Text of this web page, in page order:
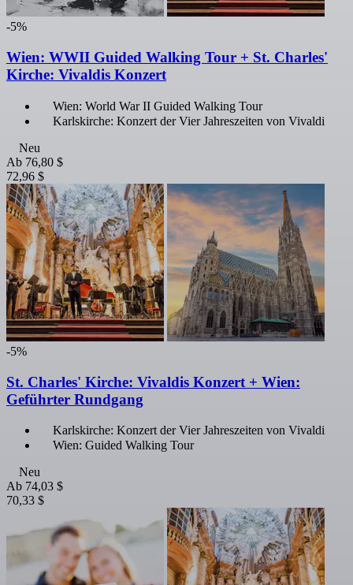
-5%
Wien: WWII Guided Walking Tour + St. Charles'
Kirche: Vivaldis Konzert
Wien: World War II Guided Walking Tour
Karlskirche: Konzert der Vier Jahreszeiten von Vivaldi
Neu
Ab 76,80 $
72,96 $
-5%
St. Charles' Kirche: Vivaldis Konzert + Wien:
Geführter Rundgang
Karlskirche: Konzert der Vier Jahreszeiten von Vivaldi
Wien: Guided Walking Tour
Neu
Ab 74,03 $
70,33 $